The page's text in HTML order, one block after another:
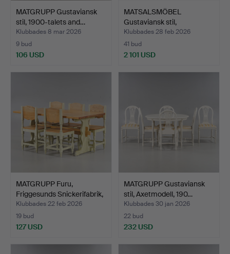
MATGRUPP Gustaviansk
stil, 1900-talets and…
Klubbades 8 mar 2026
9 bud
106 USD
MATSALSMÖBEL
Gustaviansk stil,
Axetmodell,…
Klubbades 28 feb 2026
41 bud
2 101 USD
MATGRUPP Furu,
Friggesunds Snickerifabrik,
…
Klubbades 22 feb 2026
19 bud
127 USD
MATGRUPP Gustaviansk
stil, Axetmodell, 190…
Klubbades 30 jan 2026
22 bud
232 USD